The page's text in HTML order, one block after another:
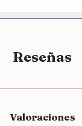
Reseñas
Valoraciones